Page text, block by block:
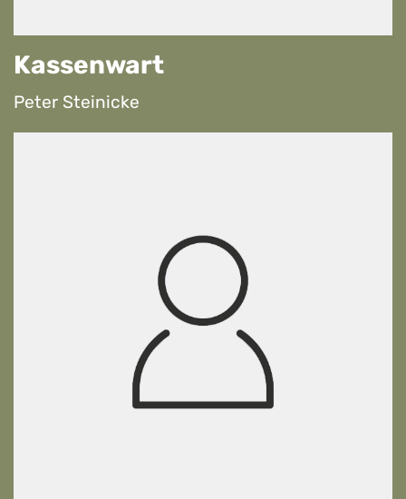
Kassenwart
Peter Steinicke